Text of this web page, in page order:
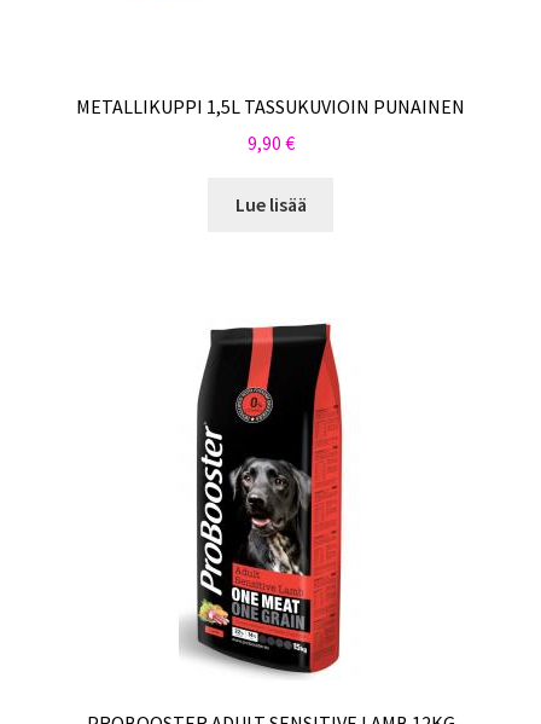
METALLIKUPPI 1,5L TASSUKUVIOIN PUNAINEN
9,90 €
Lue lisää